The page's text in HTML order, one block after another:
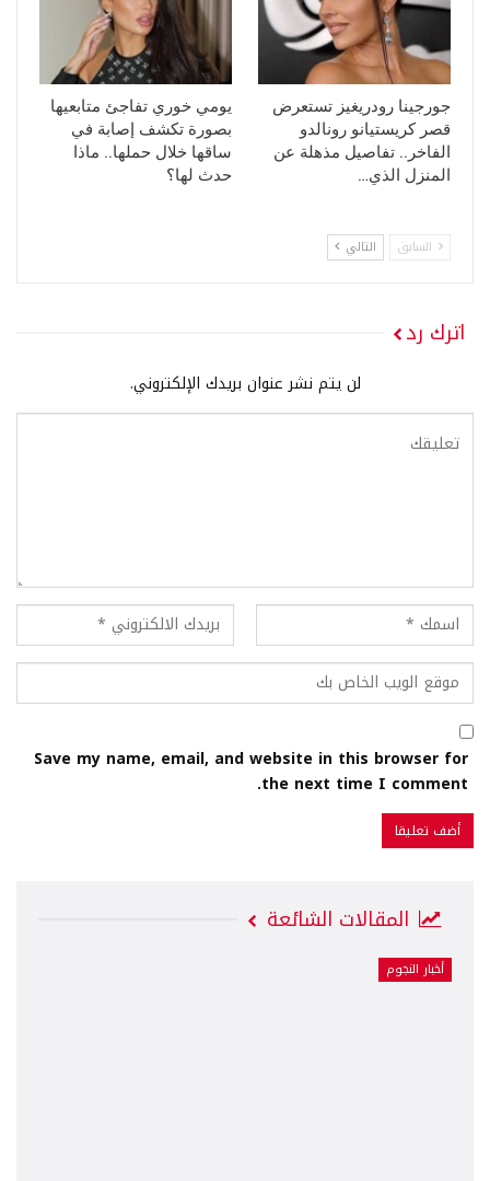
جورجينا رودريغيز تستعرض
قصر كريستيانو رونالدو
الفاخر.. تفاصيل مذهلة عن
المنزل الذي…
يومي خوري تفاجئ متابعيها
بصورة تكشف إصابة في
ساقها خلال حملها.. ماذا
حدث لها؟
السابق التالي
اترك رد
لن يتم نشر عنوان بريدك الإلكتروني.
Save my name, email, and website in this browser for
the next time I comment.
المقالات الشائعة
أخبار النجوم